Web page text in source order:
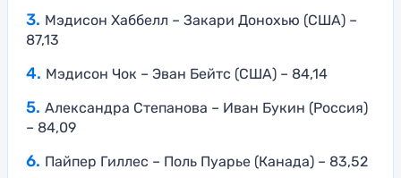
Мэдисон Хаббелл – Закари Донохью (США) –
87,13
Мэдисон Чок – Эван Бейтс (США) – 84,14
Александра Степанова – Иван Букин (Россия)
– 84,09
Пайпер Гиллес – Поль Пуарье (Канада) – 83,52